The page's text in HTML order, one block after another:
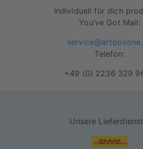
hohe Lichtbeständigkeit
glänzendes Finish
Größe 90×60 cm:
240g/m² Papierstärke
bewährte Druckqualität
Individuell für dich
You’ve Got Mail:
Telefon:
+49 (0) 2236 329
Unsere